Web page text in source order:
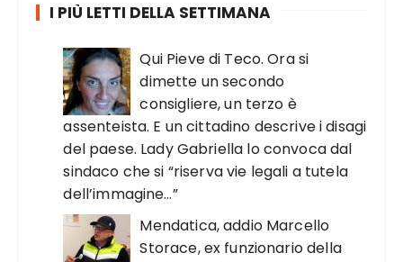
I PIÙ LETTI DELLA SETTIMANA
Qui Pieve di Teco. Ora si
dimette un secondo
consigliere, un terzo è
assenteista. E un cittadino descrive i disagi
del paese. Lady Gabriella lo convoca dal
sindaco che si “riserva vie legali a tutela
dell’immagine…”
Mendatica, addio Marcello
Storace, ex funzionario della